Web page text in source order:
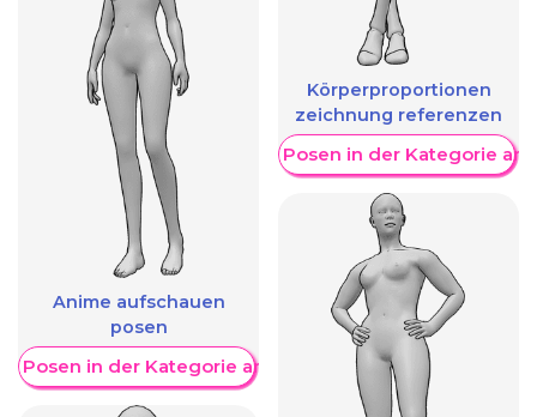
Anime aufschauen
posen
Posen in der Kategorie anzeigen
Körperproportionen
zeichnung referenzen
Weitere Posen in der Kategorie